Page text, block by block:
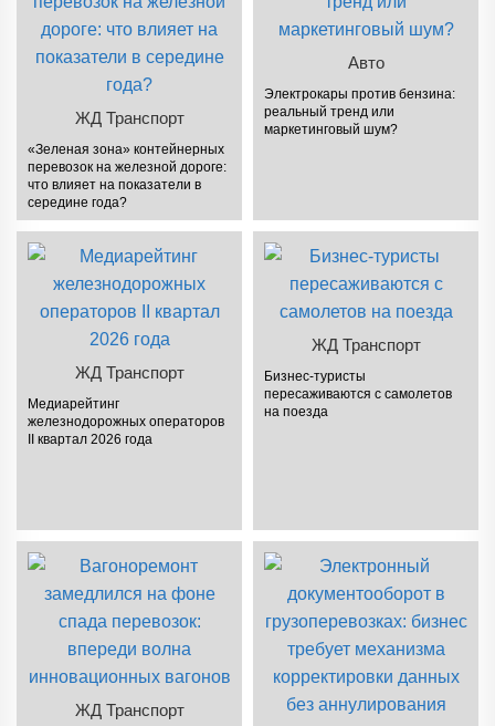
ЖД Транспорт
«Зеленая зона» контейнерных
перевозок на железной дороге:
что влияет на показатели в
середине года?
Авто
Электрокары против бензина:
реальный тренд или
маркетинговый шум?
ЖД Транспорт
Медиарейтинг
железнодорожных операторов
II квартал 2026 года
ЖД Транспорт
Бизнес-туристы
пересаживаются с самолетов
на поезда
ЖД Транспорт